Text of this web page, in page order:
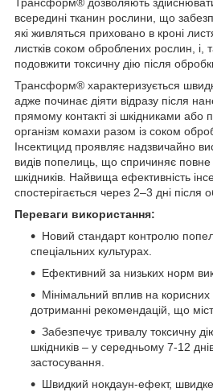
Трансформ® дозволяють
всередині тканин рослини, що
які живляться приховано в кроні
листків соком оброблених рослин, і,
подовжити токсичну дію після
Трансформ® характеризується
адже починає діяти відразу після
прямому контакті зі шкідниками або
організм комахи разом із соком
Інсектицид проявляє надзвичайно
видів попелиць, що спричиняє
шкідників. Найвища ефективність
спостерігається через 2–3 дні після
Переваги використання:
Новий стандарт контролю
спеціальних культурах.
Ефективний за низьких норм
Мінімальний вплив на
дотриманні рекомендацій, що
Забезпечує тривалу токсичну
шкідників – у середньому 7-12
застосування.
Швидкий нокдаун-ефект,